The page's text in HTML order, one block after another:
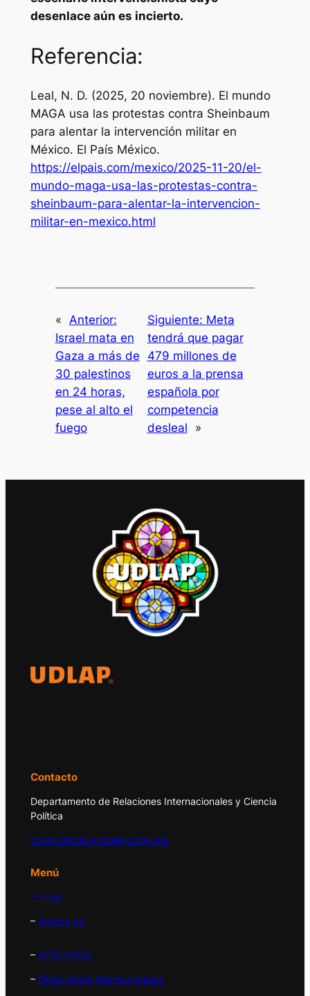
desenlace aún es incierto.
Referencia:
Leal, N. D. (2025, 20 noviembre). El mundo
MAGA usa las protestas contra Sheinbaum
para alentar la intervención militar en
México. El País México.
https://elpais.com/mexico/2025-11-20/el-
mundo-maga-usa-las-protestas-contra-
sheinbaum-para-alentar-la-intervencion-
militar-en-mexico.html
«
Anterior:
Israel mata en
Gaza a más de
30 palestinos
en 24 horas,
pese al alto el
fuego
Siguiente: Meta
tendrá que pagar
479 millones de
euros a la prensa
española por
competencia
desleal
»
Contacto
Departamento de Relaciones Internacionales y Ciencia
Política
observatorio.global@udlap.mx
Menú
– Inicio
– Acerca de
– APEC/PECC
– Organismos Internacionales